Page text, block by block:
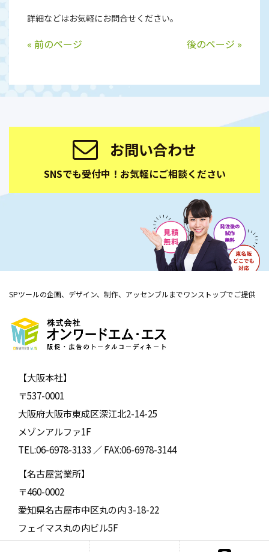
詳細などはお気軽にお問合せください。
« 前のページ 後のページ »
お問い合わせ
SNSでも受付中！お気軽にご相談ください
SPツールの企画、デザイン、制作、アッセンブルまでワンストップでご提供
【大阪本社】
〒537-0001
大阪府大阪市東成区深江北2-14-25
メゾンアルファ1F
TEL:06-6978-3133 ／ FAX:06-6978-3144
【名古屋営業所】
〒460-0002
愛知県名古屋市中区丸の内 3-18-22
フェイマス丸の内ビル5F
TEL:052-957-4665 ／ FAX:052-957-4666